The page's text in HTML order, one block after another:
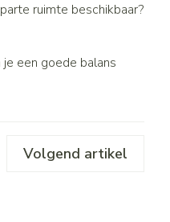
ruimte beschikbaar?
een goede balans
Volgend artikel